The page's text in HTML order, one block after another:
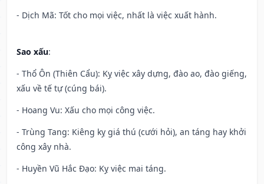
- Dịch Mã: Tốt cho mọi việc, nhất là việc xuất hành.
Sao xấu:
- Thổ Ôn (Thiên Cẩu): Kỵ việc xây dựng, đào ao, đào giếng,
xấu về tế tự (cúng bái).
- Hoang Vu: Xấu cho mọi công việc.
- Trùng Tang: Kiêng kỵ giá thú (cưới hỏi), an táng hay khởi
công xây nhà.
- Huyền Vũ Hắc Đạo: Kỵ việc mai táng.